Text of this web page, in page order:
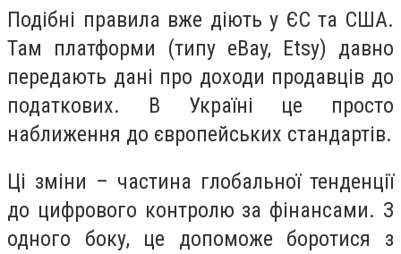
Подібні правила вже діють у ЄС та США.
Там платформи (типу eBay, Etsy) давно
передають дані про доходи продавців до
податкових. В Україні це просто
наближення до європейських стандартів.
Ці зміни – частина глобальної тенденції
до цифрового контролю за фінансами. З
одного боку, це допоможе боротися з